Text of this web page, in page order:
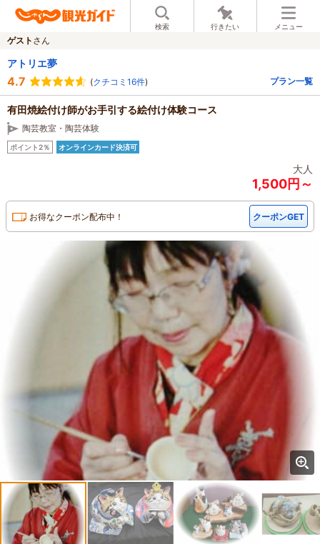
検索 行きたい メニュー
ゲスト さん
アトリエ夢
4.7 (クチコミ16件) プラン一覧
有田焼絵付け師がお手引する絵付け体験コース
陶芸教室・陶芸体験
ポイント2％ オンラインカード決済可
大人
1,500円～
お得なクーポン配布中！ クーポンGET